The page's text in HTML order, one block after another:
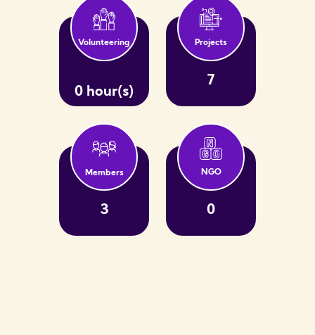
Volunteering
0 hour(s)
Projects
7
Members
3
NGO
0